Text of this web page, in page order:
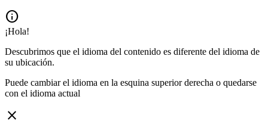
info
¡Hola!
Descubrimos que el idioma del contenido es diferente del idioma de
su ubicación.
Puede cambiar el idioma en la esquina superior derecha o quedarse
con el idioma actual
close